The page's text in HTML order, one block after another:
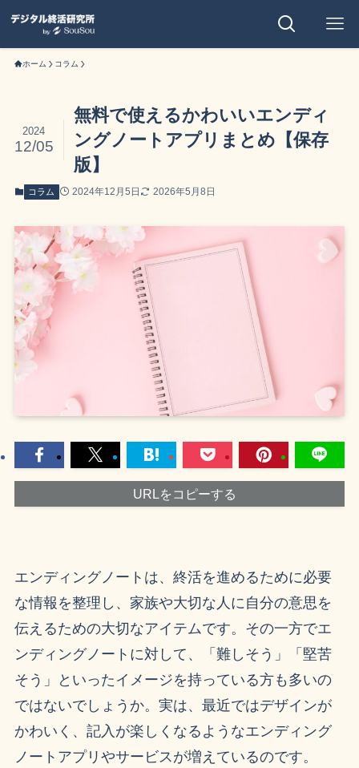
ホーム コラム
無料で使えるかわいいエンディ
ングノートアプリまとめ【保存
版】
2024
12/05
コラム 2024年12月5日 2026年5月8日
URLをコピーする
エンディングノートは、終活を進めるために必要
な情報を整理し、家族や大切な人に自分の意思を
伝えるための大切なアイテムです。その一方でエ
ンディングノートに対して、「難しそう」「堅苦
そう」といったイメージを持っている方も多いの
ではないでしょうか。実は、最近ではデザインが
かわいく、記入が楽しくなるようなエンディング
ノートアプリやサービスが増えているのです。